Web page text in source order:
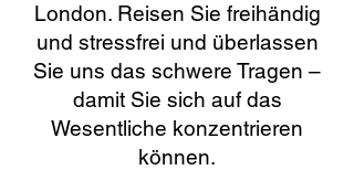
London. Reisen Sie freihändig
und stressfrei und überlassen
Sie uns das schwere Tragen –
damit Sie sich auf das
Wesentliche konzentrieren
können.